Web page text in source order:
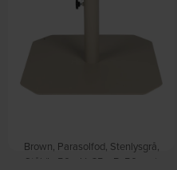
Brown, Parasolfod, Stenlysgrå,
Stål (L: 50 x H: 35 x B: 50 cm.)